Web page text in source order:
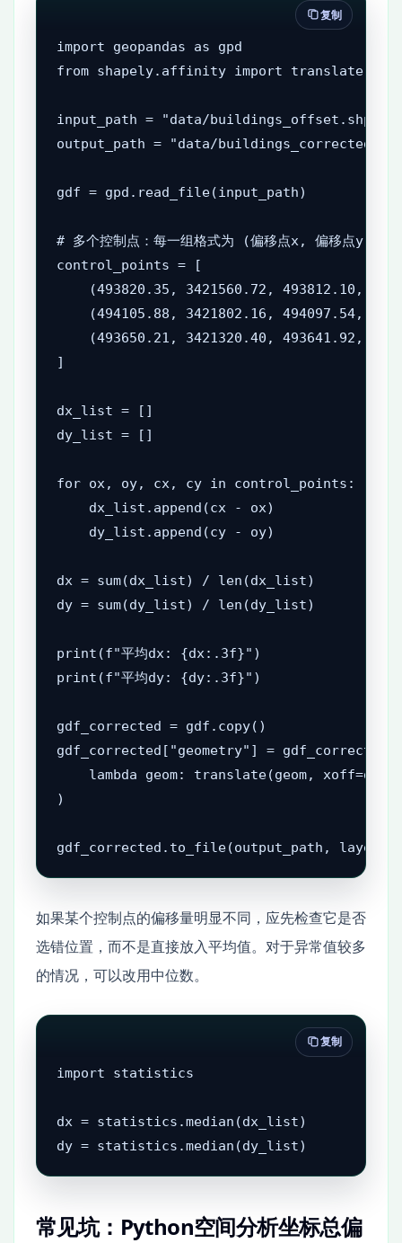
import geopandas as gpd
from shapely.affinity import translate
input_path = "data/buildings_offset.shp"
output_path = "data/
gdf = gpd.read_file(input_path)
# 多个控制点：每一组格式为 (偏移点x, 偏移点y, 正
control_points = [
(493820.35, 3421560.72, 493812.10,
(494105.88, 3421802.16, 494097.54,
(493650.21, 3421320.40, 493641.92,
]
dx_list = []
dy_list = []
for ox, oy, cx, cy in control_points:
    dx_list.append(cx - ox)
    dy_list.append(cy - oy)
dx = sum(dx_list) / len(dx_list)
dy = sum(dy_list) / len(dy_list)
print(f"平均dx: {dx:.3f}")
print(f"平均dy: {dy:.3f}")
gdf_corrected = gdf.copy()
gdf_corrected["geometry"] =
lambda geom: translate(geom, xoff=dx,
)
gdf_corrected.to_file(output_path,
复制
如果某个控制点的偏移量明显不同，应先检查它是否
选错位置，而不是直接放入平均值。对于异常值较多
的情况，可以改用中位数。
import statistics
dx = statistics.median(dx_list)
dy = statistics.median(dy_list)
复制
常见坑：Python空间分析坐标总偏